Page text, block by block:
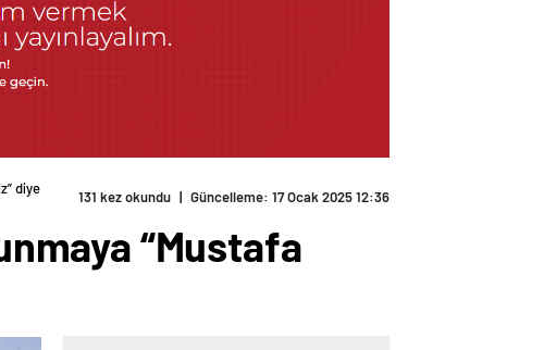
diye
131 kez okundu | Güncelleme: 17 Ocak 2025 12:36
“Mustafa